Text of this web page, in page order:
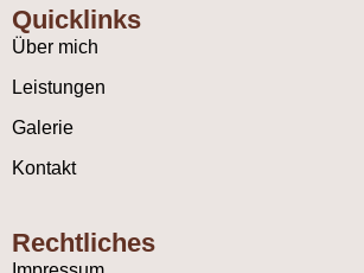
Quicklinks
Über mich
Leistungen
Galerie
Kontakt
Rechtliches